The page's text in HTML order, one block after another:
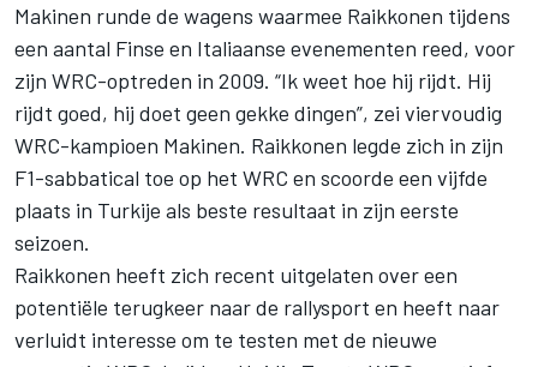
Makinen runde de wagens waarmee Raikkonen tijdens
een aantal Finse en Italiaanse evenementen reed, voor
zijn WRC-optreden in 2009. “Ik weet hoe hij rijdt. Hij
rijdt goed, hij doet geen gekke dingen”, zei viervoudig
WRC-kampioen Makinen. Raikkonen legde zich in zijn
F1-sabbatical toe op het WRC en scoorde een vijfde
plaats in Turkije als beste resultaat in zijn eerste
seizoen.
Raikkonen heeft zich recent uitgelaten over een
potentiële terugkeer naar de rallysport en heeft naar
verluidt interesse om te testen met de nieuwe